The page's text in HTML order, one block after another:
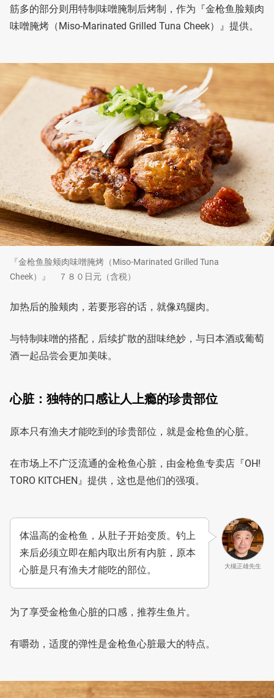
筋多的部分则用特制味噌腌制后烤制，作为『金枪鱼脸颊肉
味噌腌烤（Miso-Marinated Grilled Tuna Cheek）』提供。
『金枪鱼脸颊肉味噌腌烤（Miso-Marinated Grilled Tuna
Cheek）』 ７８０日元（含税）
加热后的脸颊肉，若要形容的话，就像鸡腿肉。
与特制味噌的搭配，后续扩散的甜味绝妙，与日本酒或葡萄
酒一起品尝会更加美味。
心脏：独特的口感让人上瘾的珍贵部位
原本只有渔夫才能吃到的珍贵部位，就是金枪鱼的心脏。
在市场上不广泛流通的金枪鱼心脏，由金枪鱼专卖店『OH!
TORO KITCHEN』提供，这也是他们的强项。
大槻正雄先生
体温高的金枪鱼，从肚子开始变质。钓上
来后必须立即在船内取出所有内脏，原本
心脏是只有渔夫才能吃的部位。
为了享受金枪鱼心脏的口感，推荐生鱼片。
有嚼劲，适度的弹性是金枪鱼心脏最大的特点。